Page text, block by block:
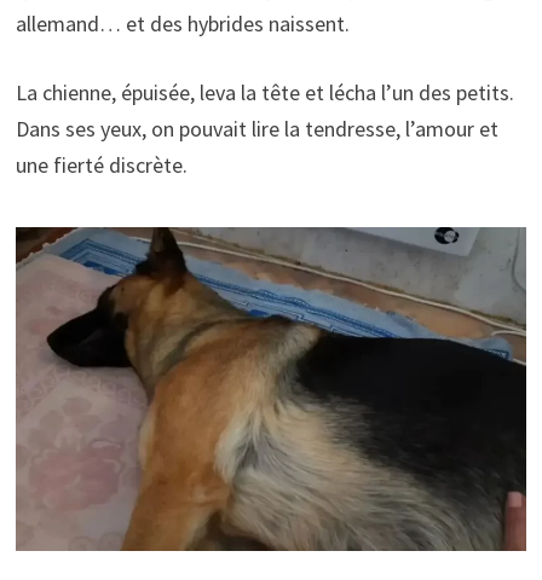
allemand… et des hybrides naissent.
La chienne, épuisée, leva la tête et lécha l’un des petits.
Dans ses yeux, on pouvait lire la tendresse, l’amour et
une fierté discrète.